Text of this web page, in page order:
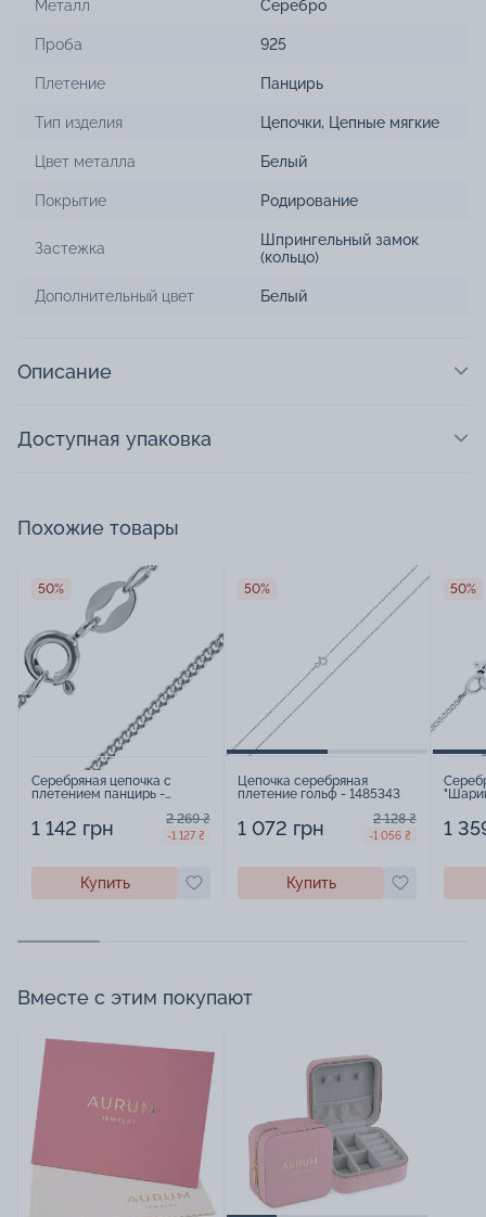
Металл Серебро
Проба 925
Плетение Панцирь
Тип изделия Цепочки, Цепные мягкие
Цвет металла Белый
Покрытие Родирование
Застежка
Шпрингельный замок
(кольцо)
Дополнительный цвет Белый
Описание
Доступная упаковка
Похожие товары
50%
Серебряная цепочка с
плетением панцирь -
1 142 грн 2 269 ₴
-1 127 ₴
Купить
50%
Цепочка серебряная
плетение гольф - 1485343
1 072 грн 2 128 ₴
-1 056 ₴
Купить
50%
1
Вместе с этим покупают